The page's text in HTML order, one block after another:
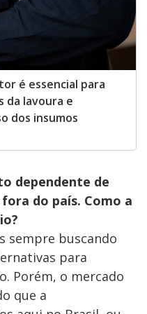
é essencial para
da lavoura e
dos insumos
dependente de
do país. Como a
sempre buscando
para
Porém, o mercado
que a